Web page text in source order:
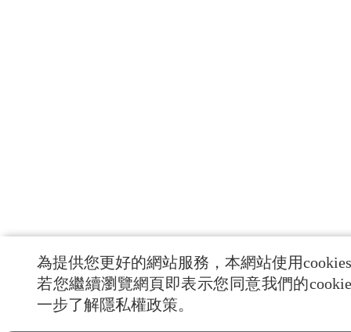
為提供您更好的網站服務，本網站使用
若您繼續瀏覽網頁即表示您同意我們的
一步了解隱私權政策。